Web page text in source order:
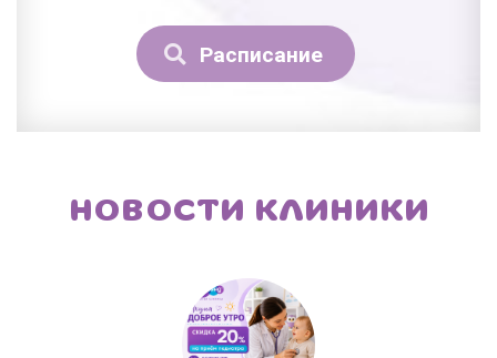
Расписание
НОВОСТИ КЛИНИКИ